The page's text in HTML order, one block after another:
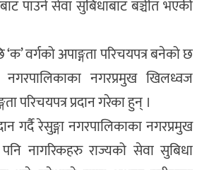
पाउने सेवा सुबिधाबाट बञ्चीत भएकी
वर्गको अपाङ्गता परिचयपत्र बनेको छ
नगरपालिकाका नगरप्रमुख खिलध्वज
परिचयपत्र प्रदान गरेका हुन् ।
गर्दै रेसुङ्गा नगरपालिकाका नगरप्रमुख
नागरिकहरु राज्यको सेवा सुबिधा